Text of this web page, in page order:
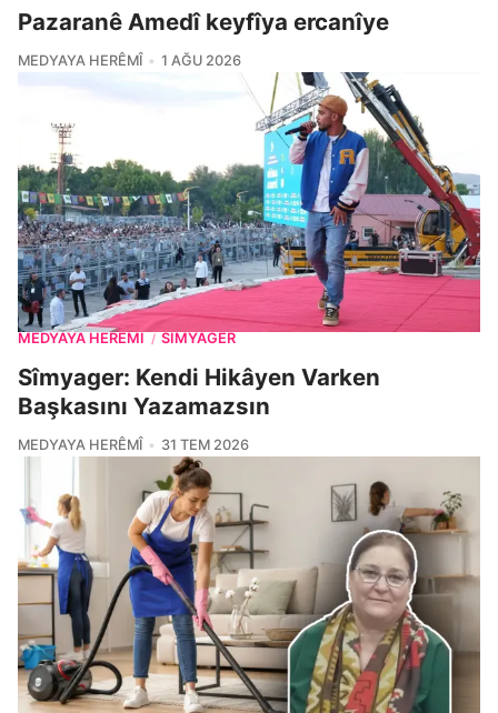
Pazaranê Amedî keyfîya ercanîye
MEDYAYA HERÊMÎ 1 AĞU 2026
MEDYAYA HERÊMÎ / SIMYAGER
Sîmyager: Kendi Hikâyen Varken
Başkasını Yazamazsın
MEDYAYA HERÊMÎ 31 TEM 2026